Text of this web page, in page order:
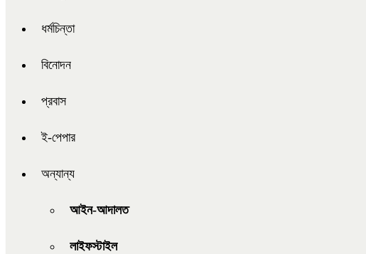
ধর্মচিন্তা
বিনোদন
প্রবাস
ই-পেপার
অন্যান্য
আইন-আদালত
লাইফস্টাইল